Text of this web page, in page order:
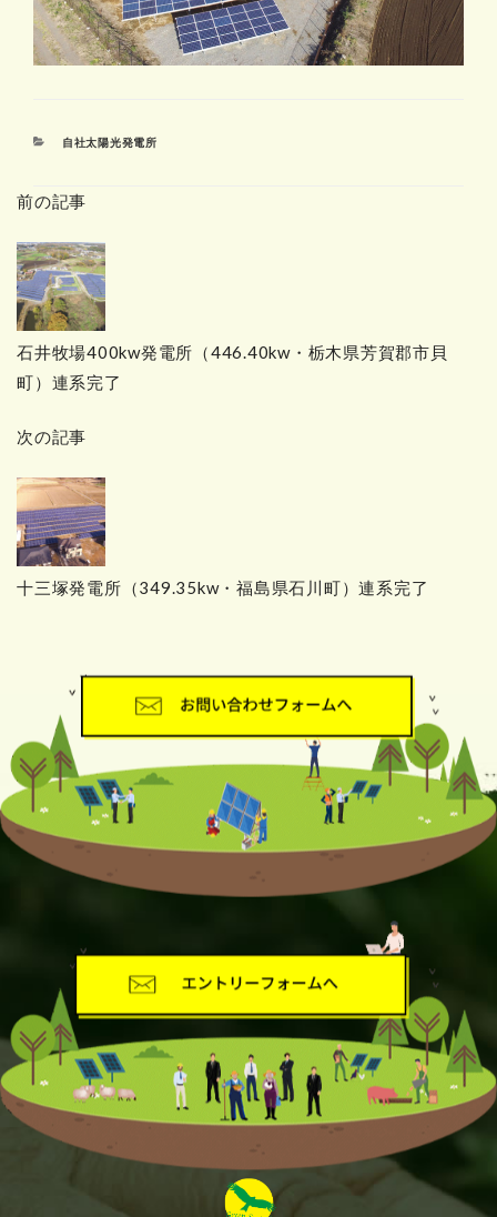
カ
リ
自社太陽光発電所
前の記事
石井牧場400kw発電所（446.40kw・栃木県芳賀郡市貝
町）連系完了
次の記事
十三塚発電所（349.35kw・福島県石川町）連系完了